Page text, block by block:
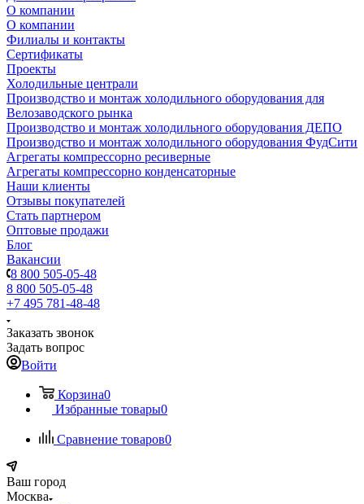
О компании
О компании
Филиалы и контакты
Сертификаты
Проекты
Холодильные централи
Производство и монтаж холодильного оборудования для
Велозаводского рынка
Производство и монтаж холодильного оборудования ДЕПО
Производство и монтаж холодильного оборудования ФудСити
Агрегаты компрессорно ресиверные
Агрегаты компрессорно конденсаторные
Наши клиенты
Отзывы покупателей
Стать партнером
Оптовые продажи
Блог
Вакансии
8 800 505-05-48
8 800 505-05-48
+7 495 781-48-48
Заказать звонок
Задать вопрос
Войти
Корзина0
Избранные товары0
Сравнение товаров0
Ваш город
Москва